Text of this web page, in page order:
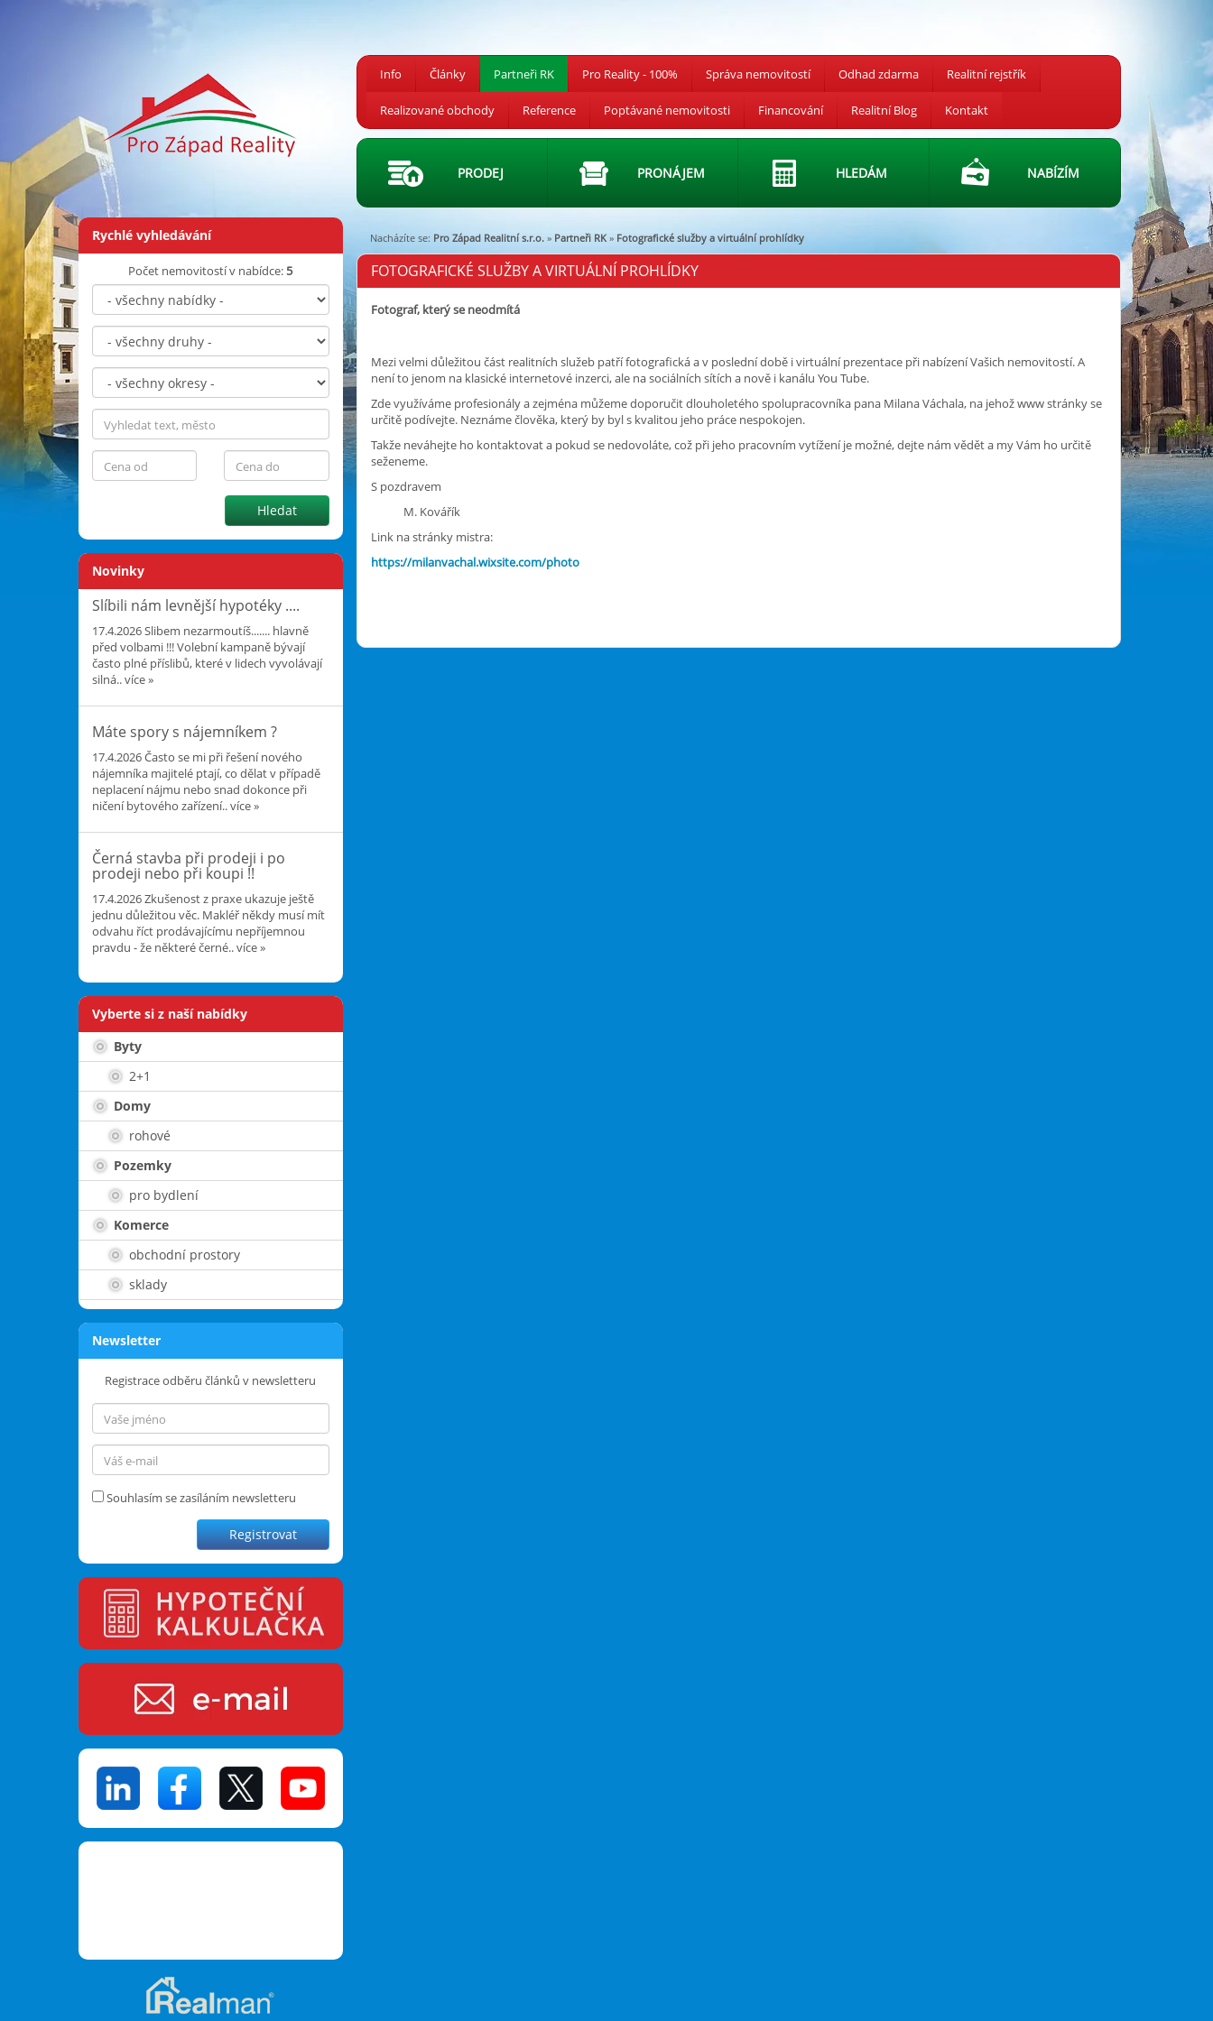
Info Články Partneři RK Pro Reality - 100% Správa nemovitostí Odhad zdarma Realitní rejstřík
Realizované obchody Reference Poptávané nemovitosti Financování Realitní Blog Kontakt
PRODEJ PRONÁJEM HLEDÁM NABÍZÍM
Rychlé vyhledávání
Počet nemovitostí v nabídce:5
Hledat
Novinky
Slíbili nám levnější hypotéky ....
17.4.2026Slibem nezarmoutíš....... hlavně
před volbami !!! Volební kampaně bývají
často plné příslibů, které v lidech vyvolávají
silná..více »
Máte spory s nájemníkem ?
17.4.2026Často se mi při řešení nového
nájemníka majitelé ptají, co dělat v případě
neplacení nájmu nebo snad dokonce při
ničení bytového zařízení..více »
Černá stavba při prodeji i po
prodeji nebo při koupi !!
17.4.2026Zkušenost z praxe ukazuje ještě
jednu důležitou věc. Makléř někdy musí mít
odvahu říct prodávajícímu nepříjemnou
pravdu - že některé černé..více »
Vyberte si z naší nabídky
Byty
2+1
Domy
rohové
Pozemky
pro bydlení
Komerce
obchodní prostory
sklady
Newsletter
Registrace odběru článků v newsletteru
Souhlasím se zasíláním newsletteru
Registrovat
Nacházíte se: Pro Západ Realitní s.r.o. » Partneři RK » Fotografické služby a virtuální prohlídky
FOTOGRAFICKÉ SLUŽBY A VIRTUÁLNÍ PROHLÍDKY
Fotograf, který se neodmítá
Mezi velmi důležitou část realitních služeb patří fotografická a v poslední době i virtuální prezentace při nabízení Vašich nemovitostí. A
není to jenom na klasické internetové inzerci, ale na sociálních sítích a nově i kanálu You Tube.
Zde využíváme profesionály a zejména můžeme doporučit dlouholetého spolupracovníka pana Milana Váchala, na jehož www stránky se
určitě podívejte. Neznáme člověka, který by byl s kvalitou jeho práce nespokojen.
Takže neváhejte ho kontaktovat a pokud se nedovoláte, což při jeho pracovním vytížení je možné, dejte nám vědět a my Vám ho určitě
seženeme.
S pozdravem
M. Kovářík
Link na stránky mistra:
https://milanvachal.wixsite.com/photo